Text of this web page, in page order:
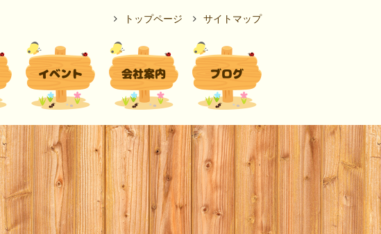
イベント 会社案内 ブログ
トップページ サイトマップ